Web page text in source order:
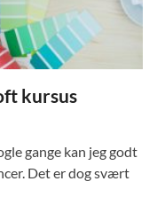
kursus
gange kan jeg godt
Det er dog svært